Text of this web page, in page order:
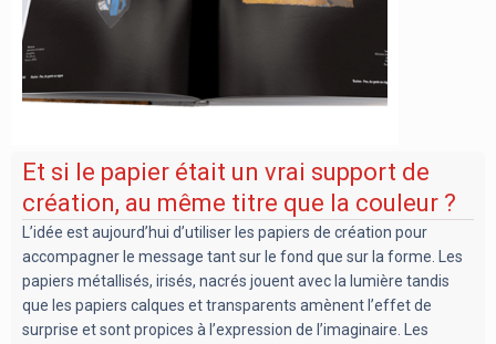
Et si le papier était un vrai support de
création, au même titre que la couleur ?
L’idée est aujourd’hui d’utiliser les papiers de création pour
accompagner le message tant sur le fond que sur la forme. Les
papiers métallisés, irisés, nacrés jouent avec la lumière tandis
que les papiers calques et transparents amènent l’effet de
surprise et sont propices à l’expression de l’imaginaire. Les